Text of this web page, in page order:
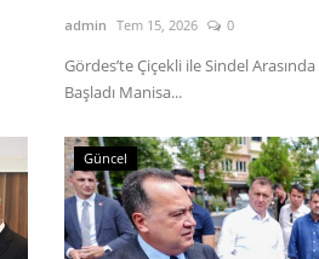
admin Tem 15, 2026 0
Gördes’te Çiçekli ile Sindel
Başladı Manisa...
Güncel